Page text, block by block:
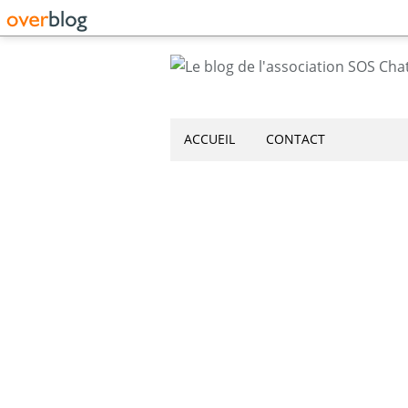
ACCUEIL CONTACT